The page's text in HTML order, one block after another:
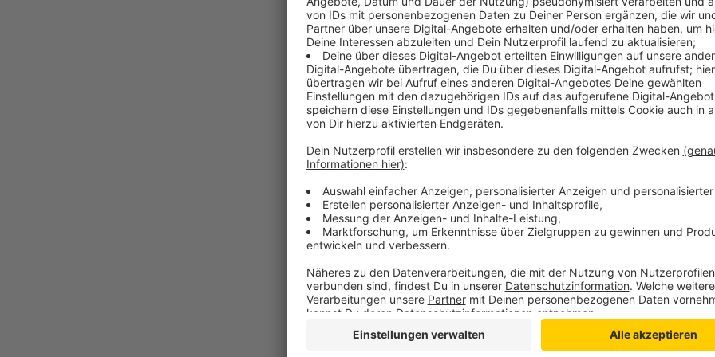
Comedy
Atze Schröders Kaltstart 24:
Der Sommer hat dieses Jahr lange auf sich warten
heißer, Schröder! Schon zum Jahresanfang hat
jetzt will er uns gut gelaunt bis in den Herbst
"Lass' mich mal machen." Also volle Kraft voraus
24.